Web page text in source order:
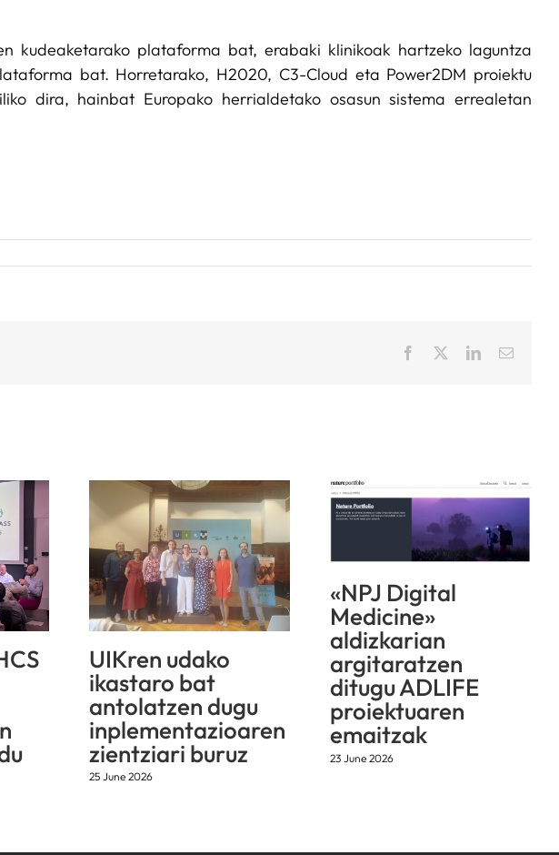
kudeaketarako plataforma bat, erabaki klinikoak hartzeko laguntza
bat. Horretarako, H2020, C3-Cloud eta Power2DM proiektu
dira, hainbat Europako herrialdetako osasun sistema errealetan
Facebook LinkedInEmail
UIKren udako
ikastaro bat
antolatzen dugu
inplementazioaren
zientziari buruz
25 June 2026
«NPJ Digital
Medicine»
aldizkarian
argitaratzen
ditugu ADLIFE
proiektuaren
emaitzak
23 June 2026